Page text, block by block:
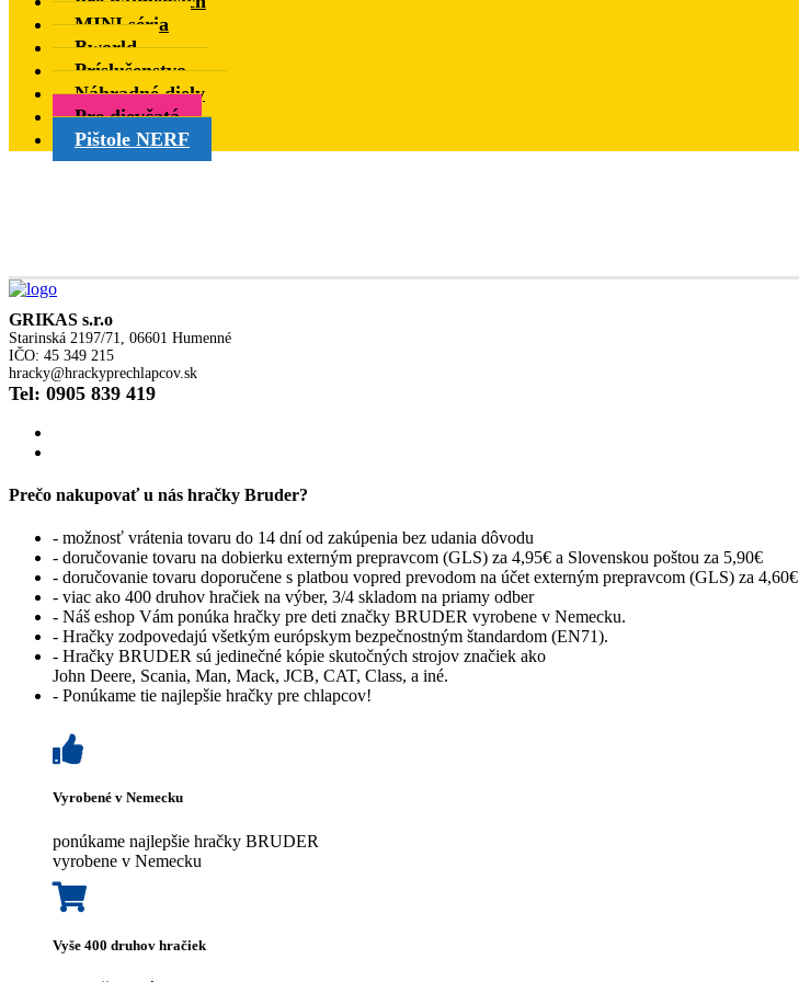
MINI séria
Bworld
Príslušenstvo
Náhradné diely
Pre dievčatá
Pištole NERF
GRIKAS s.r.o
Starinská 2197/71, 06601 Humenné
IČO: 45 349 215
hracky@hrackyprechlapcov.sk
Tel: 0905 839 419
Prečo nakupovať u nás hračky Bruder?
- možnosť vrátenia tovaru do 14 dní od zakúpenia bez udania dôvodu
- doručovanie tovaru na dobierku externým prepravcom (GLS) za 4,95€ a Slovenskou poštou za 5,90€
- doručovanie tovaru doporučene s platbou vopred prevodom na účet externým prepravcom (GLS) za 4,60€
- viac ako 400 druhov hračiek na výber, 3/4 skladom na priamy odber
- Náš eshop Vám ponúka hračky pre deti značky BRUDER vyrobene v Nemecku.
- Hračky zodpovedajú všetkým európskym bezpečnostným štandardom (EN71).
- Hračky BRUDER sú jedinečné kópie skutočných strojov značiek ako
John Deere, Scania, Man, Mack, JCB, CAT, Class, a iné.
- Ponúkame tie najlepšie hračky pre chlapcov!
Vyrobené v Nemecku
ponúkame najlepšie hračky BRUDER
vyrobene v Nemecku
Vyše 400 druhov hračiek